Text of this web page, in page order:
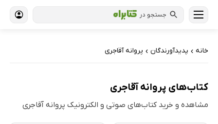
جستجو در
خانه › پدیدآورندگان › پروانه آقاجری
کتاب‌های پروانه آقاجری
مشاهده و خرید کتاب‌های صوتی و الکترونیک پروانه آقاجری